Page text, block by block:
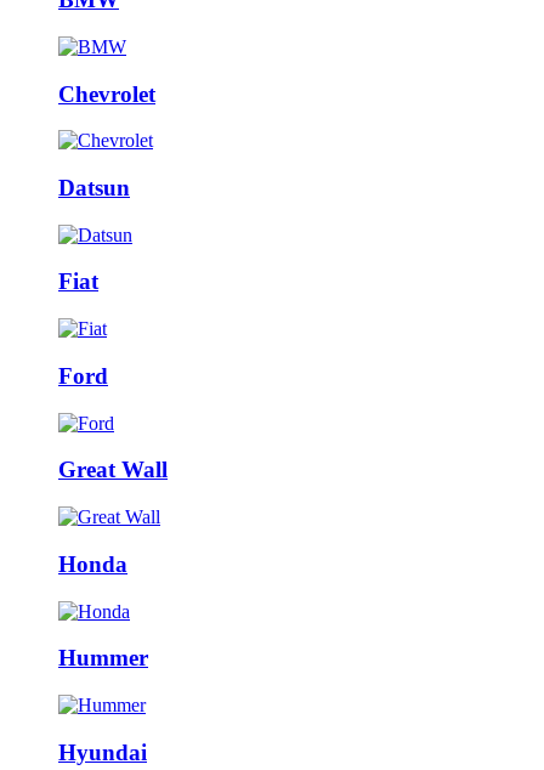
Chevrolet
Datsun
Fiat
Ford
Great Wall
Honda
Hummer
Hyundai